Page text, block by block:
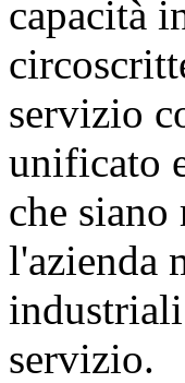
capacità
servizio
unificato
che
l'azienda
servizio.